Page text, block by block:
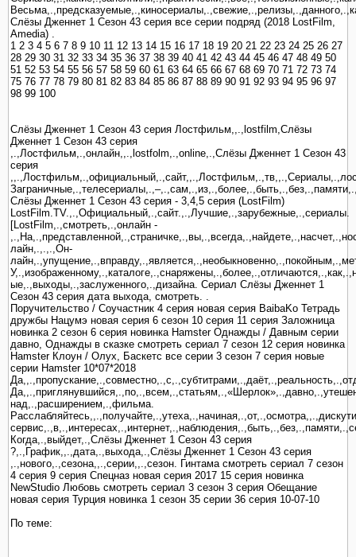
Слёзы Дженнет 1 Сезон 43 серия все серии подряд (2018 LostFilm,
Amedia) .
1 2 3 4 5 6 7 8 9 10 11 12 13 14 15 16 17 18 19 20 21 22 23 24 25 26 27
28 29 30 31 32 33 34 35 36 37 38 39 40 41 42 43 44 45 46 47 48 49 50
51 52 53 54 55 56 57 58 59 60 61 63 64 65 66 67 68 69 70 71 72 73 74
75 76 77 78 79 80 81 82 83 84 85 86 87 88 89 90 91 92 93 94 95 96 97
98 99 100
Слёзы Дженнет 1 Сезон 43 серия Лостфильм,,.,lostfilm,Слёзы
Дженнет 1 Сезон 43 серия
,.,Лостфильм,.,онлайн,,.,lostfolm,.,online,.,Слёзы Дженнет 1 Сезон 43
серия
Слёзы Дженнет 1 Сезон 43 серия - 3,4,5 серия (LostFilm)
LostFilm.TV.,.,Официальный,.,сайт.,.,Лучшие,.,зарубежные,.,сериалы.
[LostFilm,.,смотреть,.,онлайн -
лайн,.,.,.,Он-
ые,.,выходы,.,заслуженного,.,дизайна. Сериал Слёзы Дженнет 1
Сезон 43 серия дата выхода, смотреть. .
Поручительство / Соучастник 4 серия новая серия BaibaKo Тетрадь
дружбы Нацумэ новая серия 6 сезон 10 серия 11 серия Заложница
новинка 2 сезон 6 серия новинка Hamster Однажды / Давным серии
давно, Однажды в сказке смотреть сериал 7 сезон 12 серия новинка
Hamster Клоун / Олух, Баскетс все серии 3 сезон 7 серия новые
серии Hamster 10*07*2018
над,.,расширением,.,фильма.
Когда,.,выйдет,.,Слёзы Дженнет 1 Сезон 43 серия
?,.,График,,.,дата,.,выхода,.,Слёзы Дженнет 1 Сезон 43 серия
,.,нового,.,сезона,,.,серии,,.,сезон. Гинтама смотреть сериал 7 сезон
4 серия 9 серия Спецназ новая серия 2017 15 серия новинка
NewStudio Любовь смотреть сериал 3 сезон 3 серия Обещание
новая серия Турция новинка 1 сезон 35 серии 36 серия 10-07-10
По теме: